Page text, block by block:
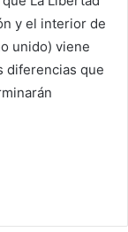
y el interior de
unido) viene
diferencias que